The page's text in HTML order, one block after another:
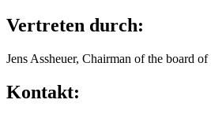
Vertreten durch:
Jens Assheuer, Chairman of the board
Kontakt: